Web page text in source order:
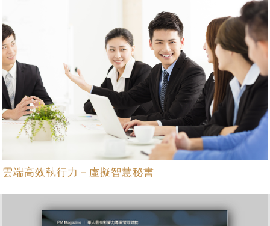
雲端高效執行力－虛擬智慧秘書